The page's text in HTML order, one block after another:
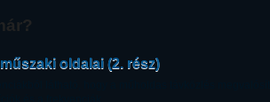
oldalai (2. rész)